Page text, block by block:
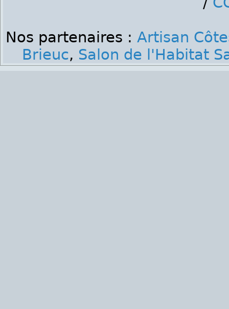
Nos partenaires : Artisan
Brieuc, Salon de l'Habitat